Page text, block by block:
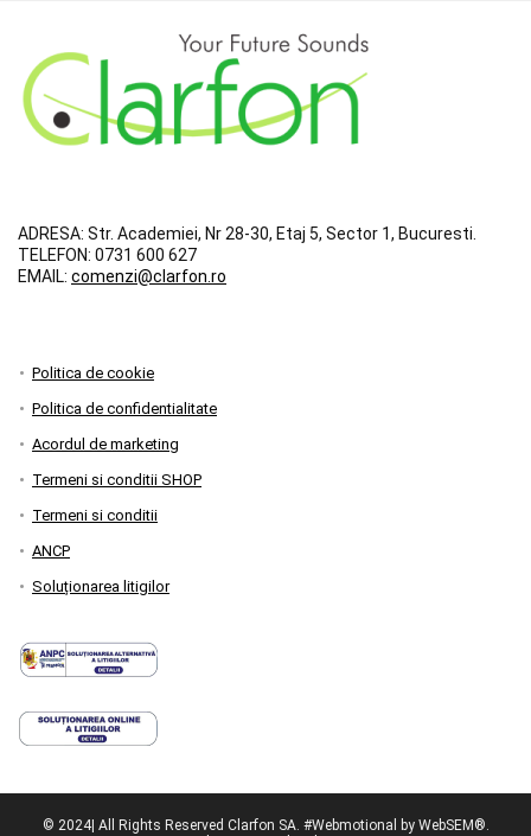
ADRESA: Str. Academiei, Nr 28-30, Etaj 5, Sector 1, Bucuresti.
TELEFON: 0731 600 627
EMAIL: comenzi@clarfon.ro
Politica de cookie
Politica de confidentialitate
Acordul de marketing
Termeni si conditii SHOP
Termeni si conditii
ANCP
Soluționarea litigilor
© 2024| All Rights Reserved Clarfon SA. #Webmotional by WebSEM®.